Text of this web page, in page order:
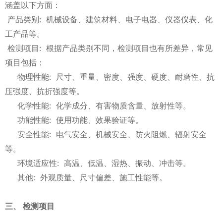
涵盖以下方面：
产品类别: 机械设备、建筑材料、电子电器、仪器仪表、化
工产品等。
检测项目: 根据产品类别不同，检测项目也有所差异，常见
项目包括：
物理性能: 尺寸、重量、密度、强度、硬度、耐磨性、抗
压强度、抗折强度等。
化学性能: 化学成分、有害物质含量、放射性等。
功能性能: 使用功能、效果验证等。
安全性能: 电气安全、机械安全、防火阻燃、辐射安全
等。
环境适应性: 高温、低温、湿热、振动、冲击等。
其他: 外观质量、尺寸偏差、施工性能等。
三、 检测项目